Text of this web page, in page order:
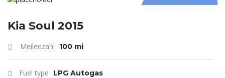
VIDEO
Kia Soul 2015
Meilenzahl 100 mi
Fuel type LPG Autogas